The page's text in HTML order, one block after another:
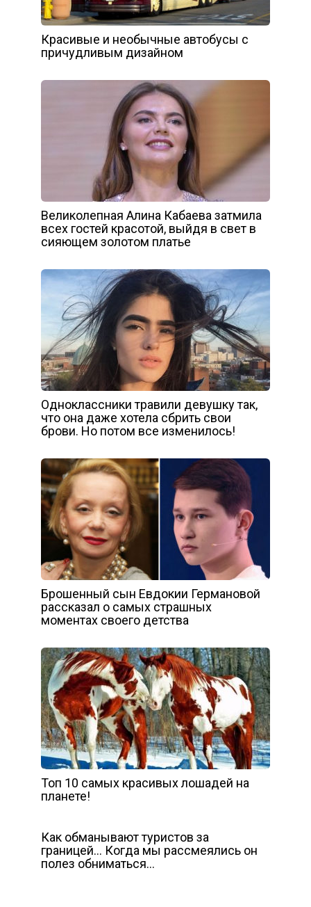
Красивые и необычные автобусы с
причудливым дизайном
Великолепная Алина Кабаева затмила
всех гостей красотой, выйдя в свет в
сияющем золотом платье
Одноклассники травили девушку так,
что она даже хотела сбрить свои
брови. Но потом все изменилось!
Брошенный сын Евдокии Германовой
рассказал о самых страшных
моментах своего детства
Топ 10 самых красивых лошадей на
планете!
Как обманывают туристов за
границей… Когда мы рассмеялись он
полез обниматься…